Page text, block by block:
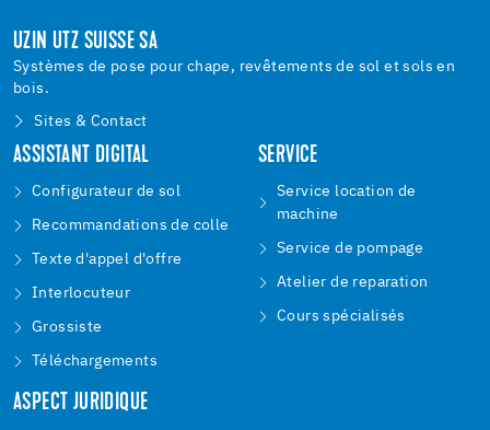
UZIN UTZ SUISSE SA
Systèmes de pose pour chape, revêtements de sol et sols en
bois.
Sites & Contact
ASSISTANT DIGITAL
Configurateur de sol
Recommandations de colle
Texte d'appel d'offre
Interlocuteur
Grossiste
Téléchargements
SERVICE
Service location de
machine
Service de pompage
Atelier de reparation
Cours spécialisés
ASPECT JURIDIQUE